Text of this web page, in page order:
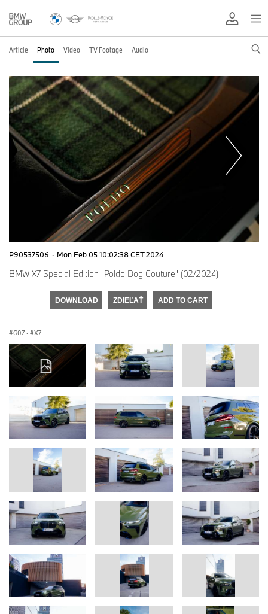
Article Photo Video TV Footage Audio
P90537506 · Mon Feb 05 10:02:38 CET 2024
BMW X7 Special Edition "Poldo Dog Couture" (02/2024)
DOWNLOAD ZDIEĽAŤ ADD TO CART
G07 · X7